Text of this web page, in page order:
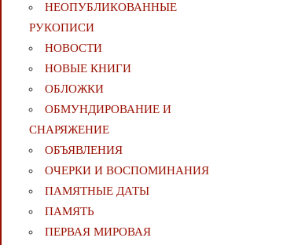
НЕОПУБЛИКОВАННЫЕ
РУКОПИСИ
НОВОСТИ
НОВЫЕ КНИГИ
ОБЛОЖКИ
ОБМУНДИРОВАНИЕ И
СНАРЯЖЕНИЕ
ОБЪЯВЛЕНИЯ
ОЧЕРКИ И ВОСПОМИНАНИЯ
ПАМЯТНЫЕ ДАТЫ
ПАМЯТЬ
ПЕРВАЯ МИРОВАЯ